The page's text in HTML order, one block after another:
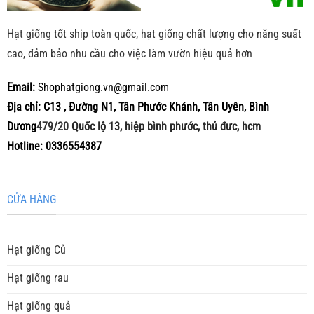
Hạt giống tốt ship toàn quốc, hạt giống chất lượng cho năng suất
cao, đảm bảo nhu cầu cho việc làm vườn hiệu quả hơn
Email: Shophatgiong.vn@gmail.com
Địa chỉ: C13 , Đường N1, Tân Phước Khánh, Tân Uyên, Bình
Dương479/20 Quốc lộ 13, hiệp bình phước, thủ đưc, hcm
Hotline: 0336554387
CỬA HÀNG
Hạt giống Củ
Hạt giống rau
Hạt giống quả